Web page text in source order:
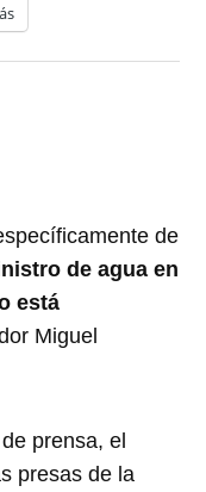
de
de agua en
está
Miguel
prensa, el
presas de la